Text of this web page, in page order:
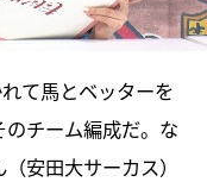
て馬とベッターを
チーム編成だ。な
安田大サーカス）